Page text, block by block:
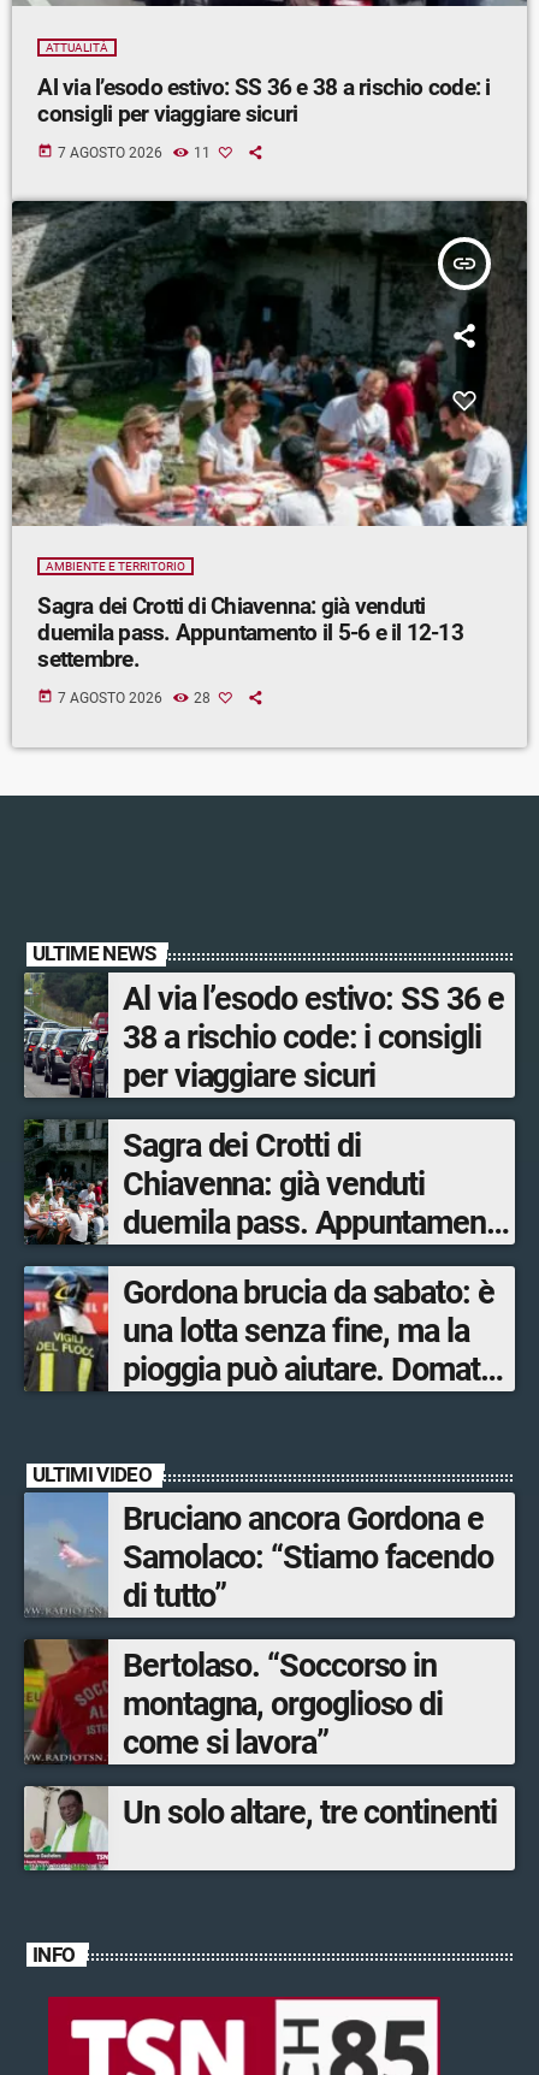
ATTUALITÀ
Al via l’esodo estivo: SS 36 e 38 a rischio code: i
consigli per viaggiare sicuri
today 7 AGOSTO 2026 11
insert_link
AMBIENTE E TERRITORIO
Sagra dei Crotti di Chiavenna: già venduti
duemila pass. Appuntamento il 5-6 e il 12-13
settembre.
today 7 AGOSTO 2026 28
ULTIME NEWS
Al via l’esodo estivo: SS 36 e
38 a rischio code: i consigli
per viaggiare sicuri
Sagra dei Crotti di
Chiavenna: già venduti
duemila pass. Appuntamento
il 5-6 e il 12-13 settembre.
Gordona brucia da sabato: è
una lotta senza fine, ma la
pioggia può aiutare. Domato
ULTIMI VIDEO
Bruciano ancora Gordona e
Samolaco: “Stiamo facendo
di tutto”
Bertolaso. “Soccorso in
montagna, orgoglioso di
come si lavora”
Un solo altare, tre continenti
INFO